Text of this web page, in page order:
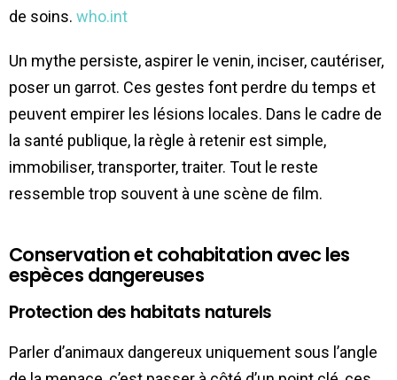
de soins. who.int
Un mythe persiste, aspirer le venin, inciser, cautériser,
poser un garrot. Ces gestes font perdre du temps et
peuvent empirer les lésions locales. Dans le cadre de
la santé publique, la règle à retenir est simple,
immobiliser, transporter, traiter. Tout le reste
ressemble trop souvent à une scène de film.
Conservation et cohabitation avec les
espèces dangereuses
Protection des habitats naturels
Parler d’animaux dangereux uniquement sous l’angle